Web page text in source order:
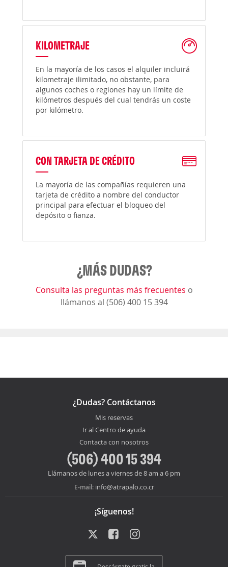
KILOMETRAJE
En la mayoría de los casos el alquiler incluirá
kilometraje ilimitado, no obstante, para
algunos coches o regiones hay un límite de
kilómetros después del cual tendrás un coste
por kilómetro.
CON TARJETA DE CRÉDITO
La mayoría de las compañías requieren una
tarjeta de crédito a nombre del conductor
principal para efectuar el bloqueo del
depósito o fianza.
¿MÁS DUDAS?
Consulta las preguntas más frecuentes o
llámanos al (506) 400 15 394
¿Dudas? Contáctanos
Mis reservas
Ir al Centro de ayuda
Contacta con nosotros
(506) 400 15 394
Llámanos de lunes a viernes de 8 am a 6 pm
E-mail: info@atrapalo.co.cr
¡Síguenos!